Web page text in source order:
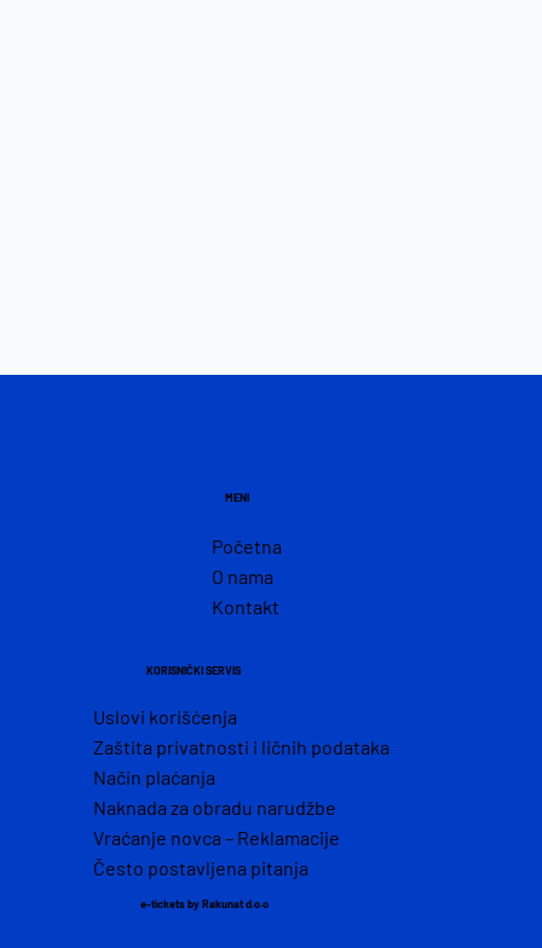
MENI
Početna
O nama
Kontakt
KORISNIČKI SERVIS
Uslovi korišćenja
Zaštita privatnosti i ličnih podataka
Način plaćanja
Naknada za obradu narudžbe
Vraćanje novca – Reklamacije
Često postavljena pitanja
e-tickets by Rakunat d.o.o